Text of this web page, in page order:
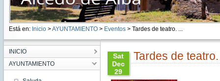
Está en: Inicio >AYUNTAMIENTO> Eventos> Tardes de teatro. ...
INICIO
AYUNTAMIENTO
Sat
Dec
29
Tardes de